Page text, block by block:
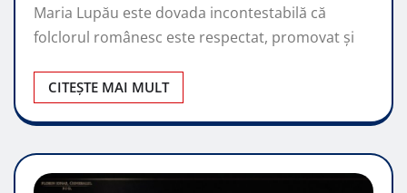
Maria Lupău este dovada incontestabilă că
folclorul românesc este respectat, promovat şi
CITEȘTE MAI MULT